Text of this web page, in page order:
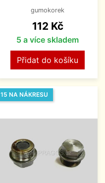
gumokorek
Cena
112 Kč
5 a více skladem
Přidat do košíku
15 NA NÁKRESU